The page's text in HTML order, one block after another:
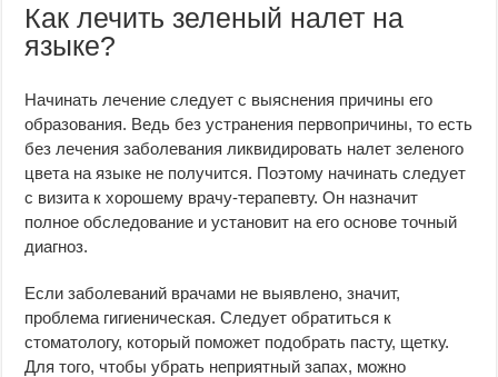
Как лечить зеленый налет на
языке?
Начинать лечение следует с выяснения причины его
образования. Ведь без устранения первопричины, то есть
без лечения заболевания ликвидировать налет зеленого
цвета на языке не получится. Поэтому начинать следует
с визита к хорошему врачу-терапевту. Он назначит
полное обследование и установит на его основе точный
диагноз.
Если заболеваний врачами не выявлено, значит,
проблема гигиеническая. Следует обратиться к
стоматологу, который поможет подобрать пасту, щетку.
Для того, чтобы убрать неприятный запах, можно